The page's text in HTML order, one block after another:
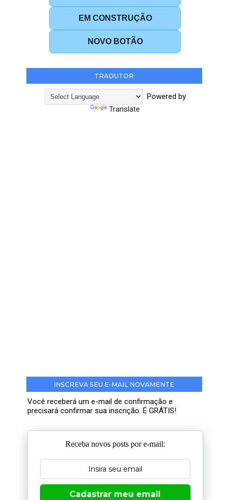
EM CONSTRUÇÃO
NOVO BOTÃO
TRADUTOR
Powered by
Translate
INSCREVA SEU E-MAIL NOVAMENTE
Você receberá um e-mail de confirmação e
precisará confirmar sua inscrição. É GRÁTIS!
Receba novos posts por e-mail:
Cadastrar meu email